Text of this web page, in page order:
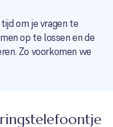
om je vragen te
op te lossen en de
Zo voorkomen we